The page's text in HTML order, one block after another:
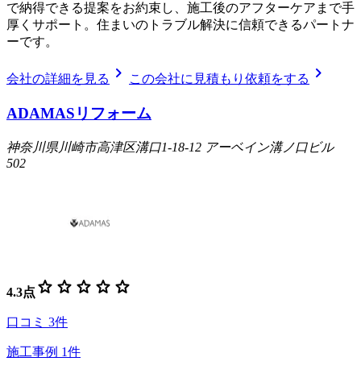
で納得できる提案をお約束し、施工後のアフターケアまで手
厚くサポート。住まいのトラブル解決に信頼できるパートナ
ーです。
会社の詳細を見る chevron_right この会社に見積もり依頼をする chevron_right
ADAMASリフォーム
神奈川県川崎市高津区溝口1-18-12 アーベイン溝ノ口ビル
502
4.3点 star star star star star
口コミ 3件
施工事例 1件